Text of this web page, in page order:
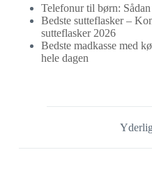
Telefonur til børn:
Bedste sutteflasker –
sutteflasker 2026
Bedste madkasse med
hele dagen